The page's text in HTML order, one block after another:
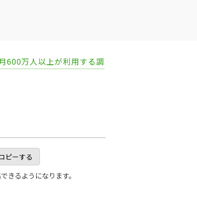
600万人以上が利用する調
ピーする
きるようになります。